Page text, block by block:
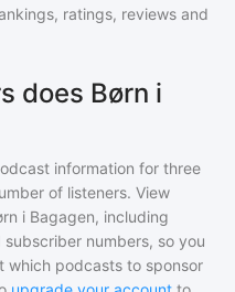
ratings, reviews and
does Børn i
information for three
of listeners. View
i Bagagen, including
numbers, so you
which podcasts to sponsor